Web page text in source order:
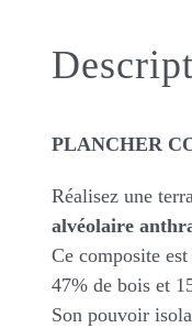
PLANCHER
Réalisez une
alvéolaire
Ce composite
47% de bois et
Son pouvoir